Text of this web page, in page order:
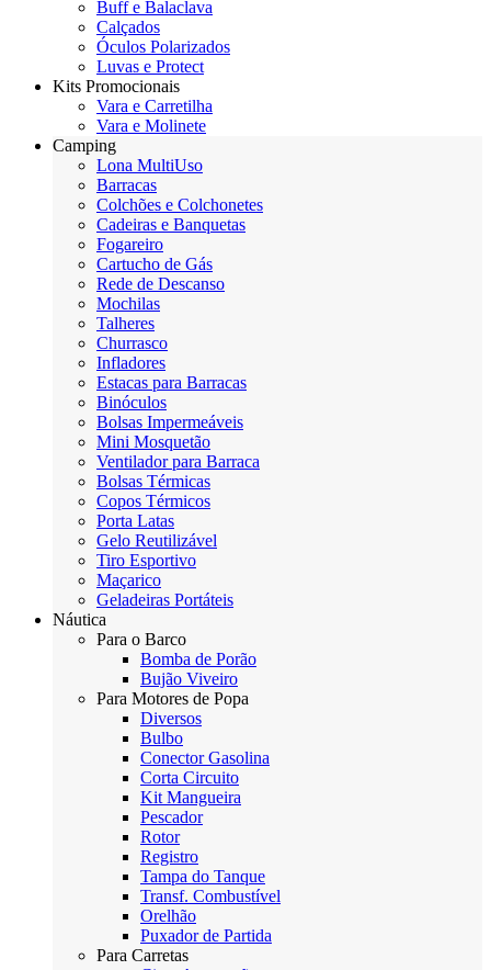
Buff e Balaclava
Calçados
Óculos Polarizados
Luvas e Protect
Kits Promocionais
Vara e Carretilha
Vara e Molinete
Camping
Lona MultiUso
Barracas
Colchões e Colchonetes
Cadeiras e Banquetas
Fogareiro
Cartucho de Gás
Rede de Descanso
Mochilas
Talheres
Churrasco
Infladores
Estacas para Barracas
Binóculos
Bolsas Impermeáveis
Mini Mosquetão
Ventilador para Barraca
Bolsas Térmicas
Copos Térmicos
Porta Latas
Gelo Reutilizável
Tiro Esportivo
Maçarico
Geladeiras Portáteis
Náutica
Para o Barco
Bomba de Porão
Bujão Viveiro
Para Motores de Popa
Diversos
Bulbo
Conector Gasolina
Corta Circuito
Kit Mangueira
Pescador
Rotor
Registro
Tampa do Tanque
Transf. Combustível
Orelhão
Puxador de Partida
Para Carretas